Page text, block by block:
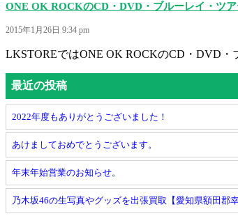
ONE OK ROCKのCD・DVD・ブルーレイ・ツ
2015年1月26日 9:34 pm
LKSTOREではONE OK ROCKのCD・DVD
最近の投稿
2022年度もありがとうございました！
あけましておめでとうございます。
年末年始営業のお知らせ。
乃木坂46の生写真やグッズを出張買取【愛知県額田郡幸